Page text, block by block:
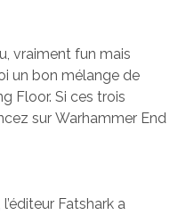
vraiment fun mais
un bon mélange de
Floor. Si ces trois
sur Warhammer End
Fatshark a